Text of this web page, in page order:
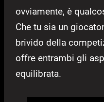
ovviamente, è
Che tu sia un
brivido della
offre entrambi gli
equilibrata.